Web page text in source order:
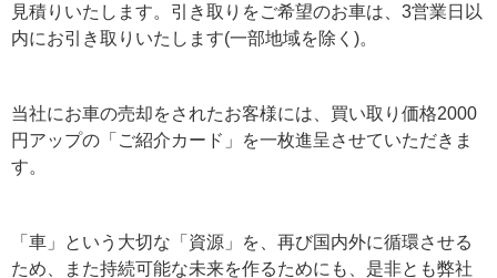
見積りいたします。引き取りをご希望のお車は、3営業日以
内にお引き取りいたします(一部地域を除く)。
当社にお車の売却をされたお客様には、買い取り価格2000
円アップの「ご紹介カード」を一枚進呈させていただきま
す。
「車」という大切な「資源」を、再び国内外に循環させる
ため、また持続可能な未来を作るためにも、是非とも弊社